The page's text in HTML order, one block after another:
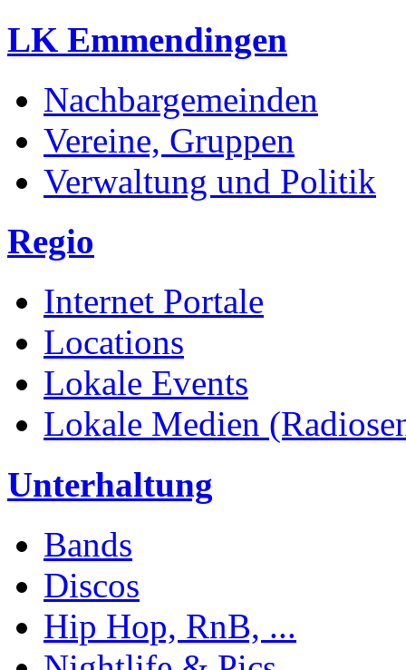
LK Emmendingen
Nachbargemeinden
Vereine, Gruppen
Verwaltung und Politik
Regio
Internet Portale
Locations
Lokale Events
Lokale Medien
Unterhaltung
Bands
Discos
Hip Hop, RnB, ...